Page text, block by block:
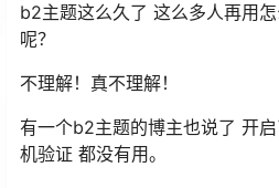
b2主题这么久了 这么多人再用
呢？
不理解！真不理解！
有一个b2主题的博主也说了 开
机验证 都没有用。